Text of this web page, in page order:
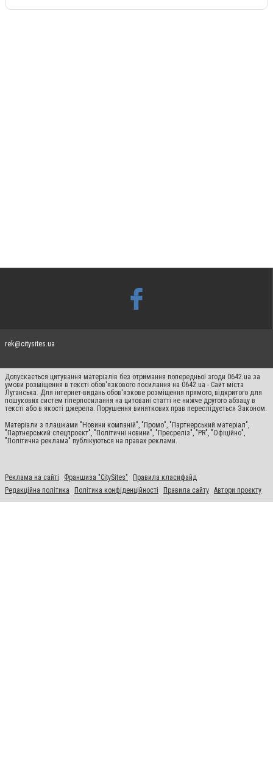
rek@citysites.ua
Допускається цитування матеріалів без отримання попередньої згоди 0642.ua за
умови розміщення в тексті обов'язкового посилання на 0642.ua - Сайт міста
Луганська. Для інтернет-видань обов'язкове розміщення прямого, відкритого для
пошукових систем гіперпосилання на цитовані статті не нижче другого абзацу в
тексті або в якості джерела. Порушення виняткових прав переслідується Законом.
Матеріали з плашками "Новини компаній", "Промо", "Партнерський матеріал",
"Партнерський спецпроєкт", "Політичні новини", "Пресреліз", "PR", "Офіційно",
"Політична реклама" публікуються на правах реклами.
Реклама на сайті Франшиза "CitySites"
Правила класифайд
Редакційна політика
Політика конфіденційності Правила сайту Автори проєкту